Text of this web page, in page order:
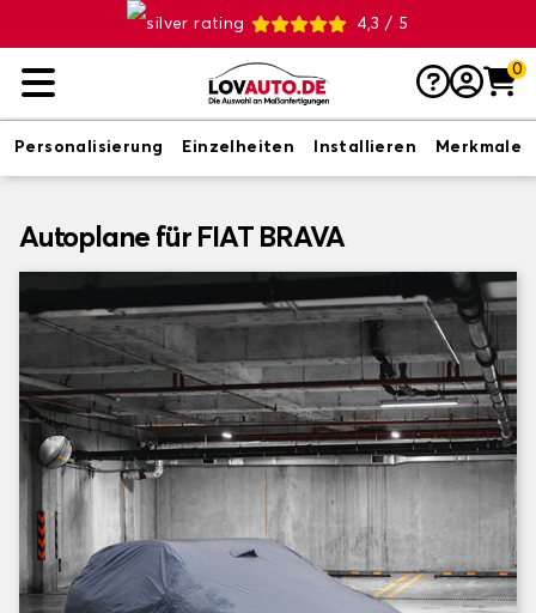
4,3 / 5
0
Personalisierung Einzelheiten Installieren Merkmale
Autoplane für FIAT BRAVA